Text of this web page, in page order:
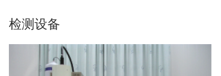
检测设备